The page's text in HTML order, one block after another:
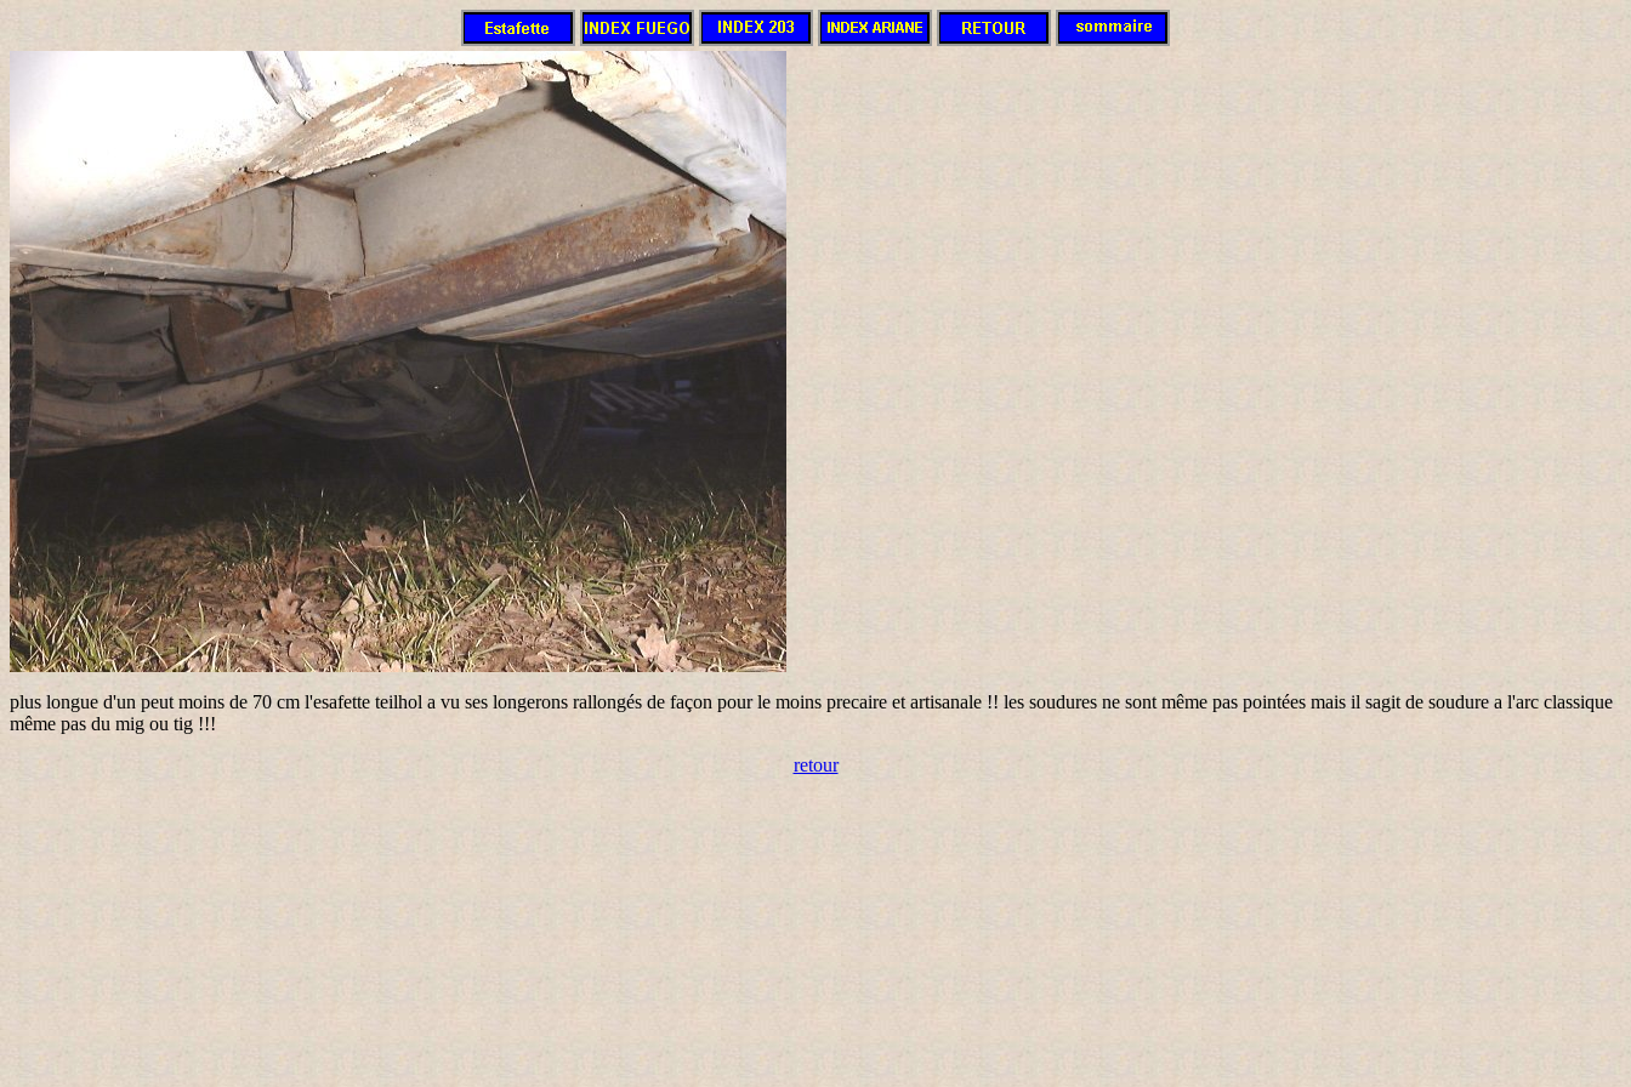
plus longue d'un peut moins de 70 cm l'esafette teilhol a vu ses longerons rallongés de façon pour le moins precaire et artisanale !! les soudures ne sont même pas pointées mais il sagit de soudure a l'arc classique
même pas du mig ou tig !!!
retour